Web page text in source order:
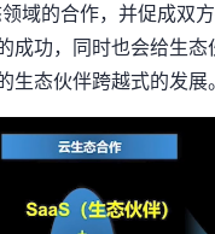
域的合作，并促成双
成功，同时也会给生
态伙伴跨越式的发展。